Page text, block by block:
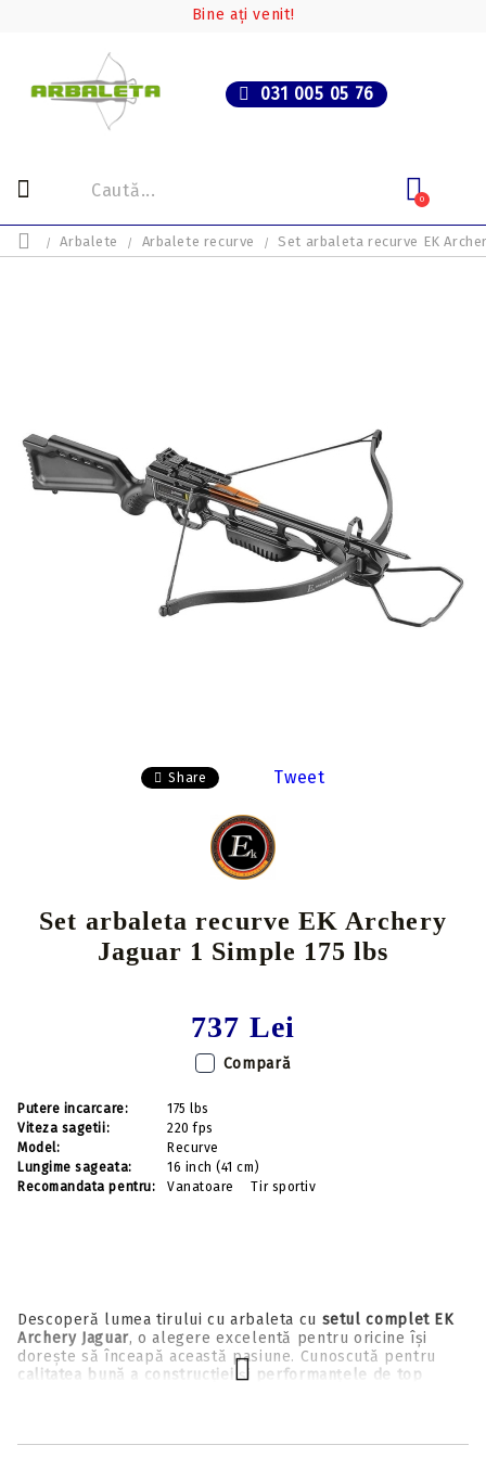
Bine ați venit!
031 005 05 76
0
Arbalete Arbalete recurve Set arbaleta recurve EK
Share Tweet
Set arbaleta recurve EK Archery
Jaguar 1 Simple 175 lbs
737 Lei
Descoperă lumea tirului cu arbaleta cu setul complet EK
Archery Jaguar, o alegere excelentă pentru oricine își
dorește să înceapă această pasiune. Cunoscută pentru
calitatea bună a construcției și performanțele de top
Setul este conceput pentru a-ți oferi tot ce ai nevoie
Putere incarcare:
175 lbs
Viteza sagetii:
220 fps
Model:
Recurve
Lungime sageata:
16 inch (41 cm)
Recomandata pentru:
Vanatoare Tir sportiv
Compară